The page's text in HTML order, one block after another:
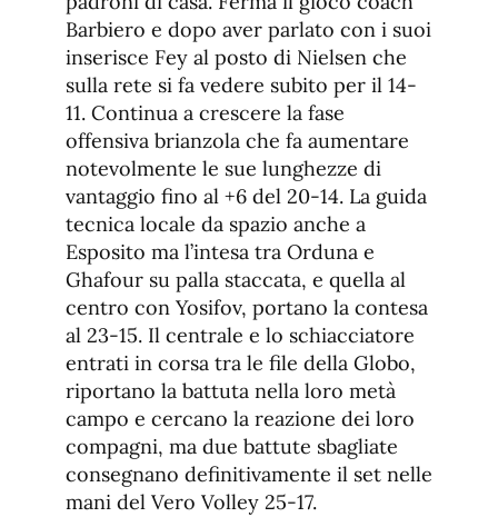
Barbiero e dopo aver parlato con i suoi
inserisce Fey al posto di Nielsen che
sulla rete si fa vedere subito per il 14-
11. Continua a crescere la fase
offensiva brianzola che fa aumentare
notevolmente le sue lunghezze di
vantaggio fino al +6 del 20-14. La guida
tecnica locale da spazio anche a
Esposito ma l’intesa tra Orduna e
Ghafour su palla staccata, e quella al
centro con Yosifov, portano la contesa
al 23-15. Il centrale e lo schiacciatore
entrati in corsa tra le file della Globo,
riportano la battuta nella loro metà
campo e cercano la reazione dei loro
compagni, ma due battute sbagliate
consegnano definitivamente il set nelle
mani del Vero Volley 25-17.